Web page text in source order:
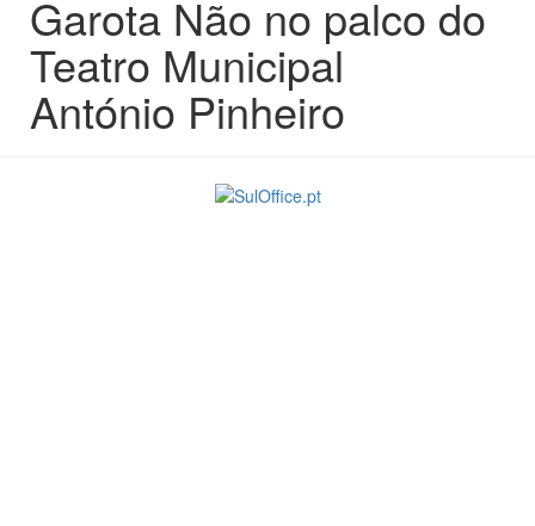
Garota Não no palco do
Teatro Municipal
António Pinheiro